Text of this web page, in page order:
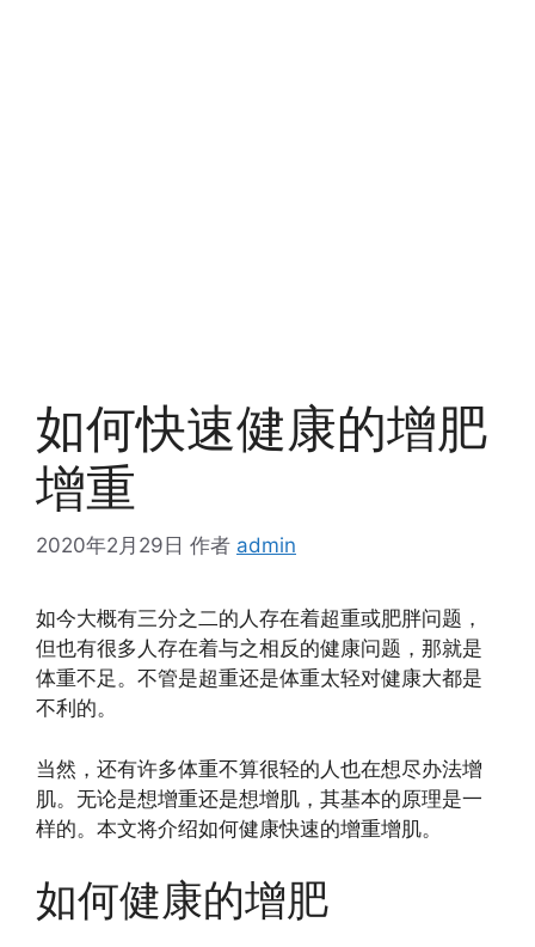
如何快速健康的增肥
增重
2020年2月29日 作者 admin
如今大概有三分之二的人存在着超重或肥胖问题，
但也有很多人存在着与之相反的健康问题，那就是
体重不足。不管是超重还是体重太轻对健康大都是
不利的。
当然，还有许多体重不算很轻的人也在想尽办法增
肌。无论是想增重还是想增肌，其基本的原理是一
样的。本文将介绍如何健康快速的增重增肌。
如何健康的增肥